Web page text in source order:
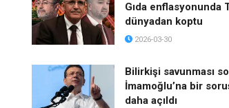
Gıda enflasyonunda
dünyadan koptu
2026-03-30
Bilirkişi savunması
İmamoğlu’na bir
daha açıldı